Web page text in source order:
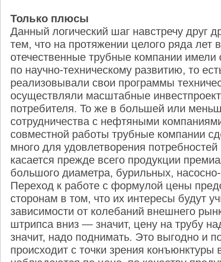
Только плюсы
Данный логический шаг навстречу друг
тем, что на протяжении целого ряда лет
отечественные трубные компании
по научно-техническому развитию, то
реализовывали свои программы
осуществляли масштабные
потребителя. То же в большей или
сотрудничества с нефтяными
совместной работы трубные компании
много для удовлетворения
касается прежде всего продукции
большого диаметра, бурильных,
Переход к работе с формулой цены
сторонам в том, что их интересы будут
зависимости от колебаний внешнего
штрипса вниз — значит, цену на трубу
значит, надо поднимать. Это выгодно и
происходит с точки зрения конъюнктуры